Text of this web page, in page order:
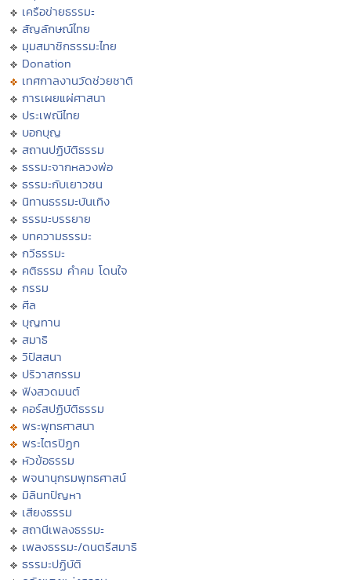
เครือข่ายธรรมะ
สัญลักษณ์ไทย
มุมสมาชิกธรรมะไทย
Donation
เทศกาลงานวัดช่วยชาติ
การเผยแผ่ศาสนา
ประเพณีไทย
บอกบุญ
สถานปฏิบัติธรรม
ธรรมะจากหลวงพ่อ
ธรรมะกับเยาวชน
นิทานธรรมะบันเทิง
ธรรมะบรรยาย
บทความธรรมะ
กวีธรรมะ
คติธรรม คำคม โดนใจ
กรรม
ศีล
บุญทาน
สมาธิ
วิปัสสนา
ปริวาสกรรม
ฟังสวดมนต์
คอร์สปฏิบัติธรรม
พระพุทธศาสนา
พระไตรปิฏก
หัวข้อธรรม
พจนานุกรมพุทธศาสน์
มิลินทปัญหา
เสียงธรรม
สถานีเพลงธรรมะ
เพลงธรรมะ/ดนตรีสมาธิ
ธรรมะปฏิบัติ